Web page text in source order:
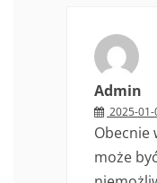
Admin
2025-
Obecnie
może